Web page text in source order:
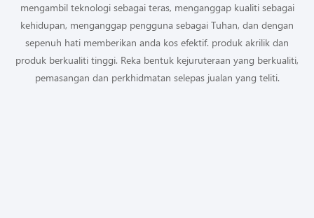
mengambil teknologi sebagai teras, menganggap kualiti sebagai
kehidupan, menganggap pengguna sebagai Tuhan, dan dengan
sepenuh hati memberikan anda kos efektif. produk akrilik dan
produk berkualiti tinggi. Reka bentuk kejuruteraan yang berkualiti,
pemasangan dan perkhidmatan selepas jualan yang teliti.